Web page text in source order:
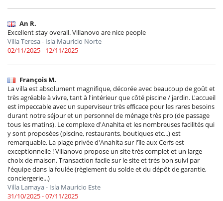
An R.
Excellent stay overall. Villanovo are nice people
Villa Teresa - Isla Mauricio Norte
02/11/2025 - 12/11/2025
François M.
La villa est absolument magnifique, décorée avec beaucoup de goût et
très agréable à vivre, tant à l'intérieur que côté piscine / jardin. L'accueil
est impeccable avec un superviseur très efficace pour les rares besoins
durant notre séjour et un personnel de ménage très pro (de passage
tous les matins). Le complexe d'Anahita et les nombreuses facilités qui
y sont proposées (piscine, restaurants, boutiques etc...) est
remarquable. La plage privée d'Anahita sur l'île aux Cerfs est
exceptionnelle ! Villanovo propose un site très complet et un large
choix de maison. Transaction facile sur le site et très bon suivi par
l'équipe dans la foulée (règlement du solde et du dépôt de garantie,
conciergerie...)
Villa Lamaya - Isla Mauricio Este
31/10/2025 - 07/11/2025